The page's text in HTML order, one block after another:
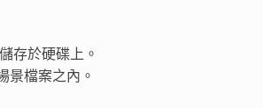
存於硬碟上。
景檔案之內。